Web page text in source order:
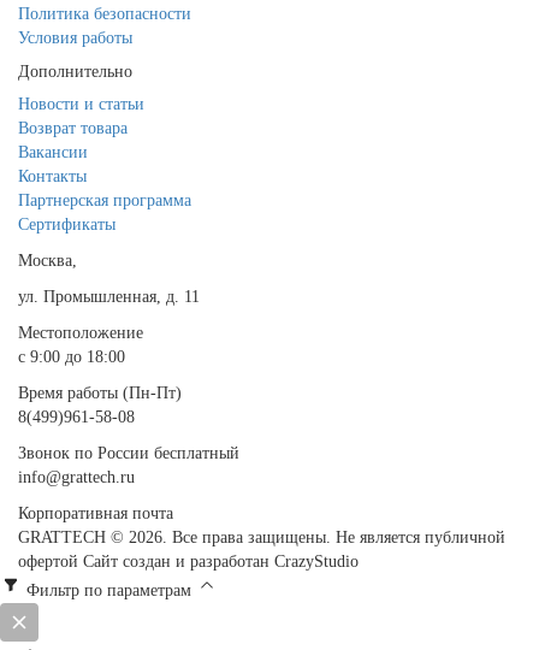
Политика безопасности
Условия работы
Дополнительно
Новости и статьи
Возврат товара
Вакансии
Контакты
Партнерская программа
Сертификаты
Москва,
ул. Промышленная, д. 11
Местоположение
с 9:00 до 18:00
Время работы (Пн-Пт)
8(499)961-58-08
Звонок по России бесплатный
info@grattech.ru
Корпоративная почта
GRATTECH © 2026. Все права защищены. Не является публичной
офертой Сайт создан и разработан CrazyStudio
Фильтр по параметрам